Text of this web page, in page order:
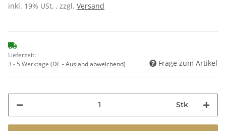
inkl. 19% USt. , zzgl. Versand
Lieferzeit:
3 - 5 Werktage (DE - Ausland abweichend) Frage zum Artikel
Stk